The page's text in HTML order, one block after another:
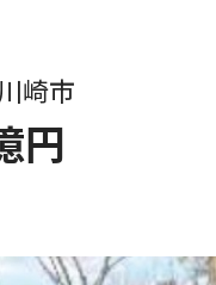
崎市
円